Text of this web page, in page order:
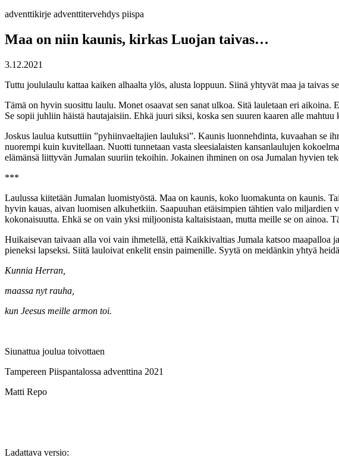
adventtikirje adventtitervehdys piispa
Maa on niin kaunis, kirkas Luojan taivas…
3.12.2021
Tuttu joululaulu kattaa kaiken alhaalta ylös, alusta loppuun. Siinä yhtyvät maa ja taivas
Tämä on hyvin suosittu laulu. Monet osaavat sen sanat ulkoa. Sitä lauletaan eri
Se sopii juhliin häistä hautajaisiin. Ehkä juuri siksi, koska sen suuren kaaren alle mahtuu
Joskus laulua kutsuttiin ”pyhiinvaeltajien lauluksi”. Kaunis luonnehdinta, kuvaahan se
nuorempi kuin kuvitellaan. Nuotti tunnetaan vasta sleesialaisten kansanlaulujen
elämänsä liittyvän Jumalan suuriin tekoihin. Jokainen ihminen on osa Jumalan hyvien
***
Laulussa kiitetään Jumalan luomistyöstä. Maa on kaunis, koko luomakunta on kaunis.
hyvin kauas, aivan luomisen alkuhetkiin. Saapuuhan etäisimpien tähtien valo miljardien
kokonaisuutta. Ehkä se on vain yksi miljoonista kaltaisistaan, mutta meille se on ainoa.
Huikaisevan taivaan alla voi vain ihmetellä, että Kaikkivaltias Jumala katsoo maapalloa
pieneksi lapseksi. Siitä lauloivat enkelit ensin paimenille. Syytä on meidänkin yhtyä
Kunnia Herran,
maassa nyt rauha,
kun Jeesus meille armon toi.
Siunattua joulua toivottaen
Tampereen Piispantalossa adventtina 2021
Matti Repo
Ladattava versio: